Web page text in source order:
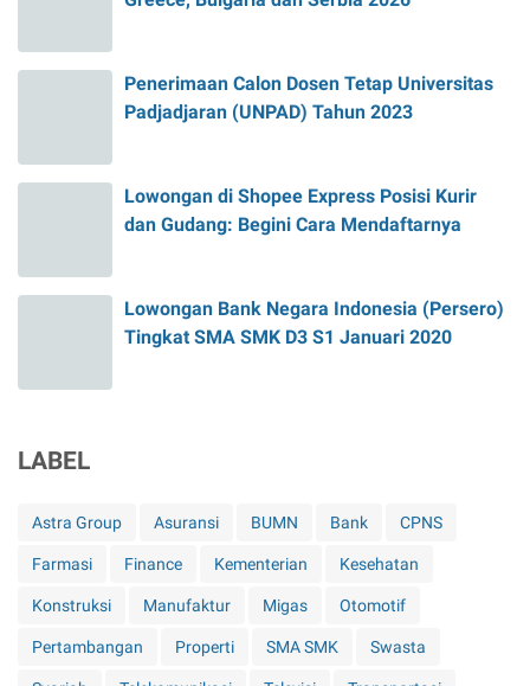
Penerimaan Calon Dosen Tetap Universitas
Padjadjaran (UNPAD) Tahun 2023
Lowongan di Shopee Express Posisi Kurir
dan Gudang: Begini Cara Mendaftarnya
Lowongan Bank Negara Indonesia (Persero)
Tingkat SMA SMK D3 S1 Januari 2020
LABEL
Astra Group Asuransi BUMN Bank CPNS
Farmasi Finance Kementerian Kesehatan
Konstruksi Manufaktur Migas Otomotif
Pertambangan Properti SMA SMK Swasta